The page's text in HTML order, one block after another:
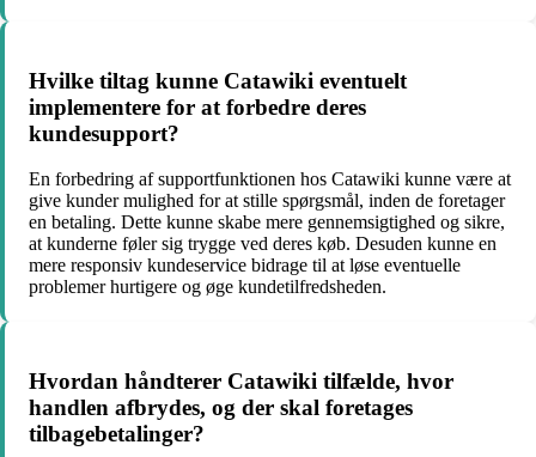
Hvilke tiltag kunne Catawiki eventuelt
implementere for at forbedre deres
kundesupport?
En forbedring af supportfunktionen hos Catawiki kunne være at
give kunder mulighed for at stille spørgsmål, inden de foretager
en betaling. Dette kunne skabe mere gennemsigtighed og sikre,
at kunderne føler sig trygge ved deres køb. Desuden kunne en
mere responsiv kundeservice bidrage til at løse eventuelle
problemer hurtigere og øge kundetilfredsheden.
Hvordan håndterer Catawiki tilfælde, hvor
handlen afbrydes, og der skal foretages
tilbagebetalinger?